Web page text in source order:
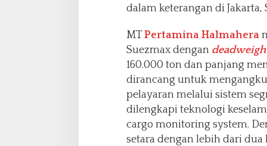
dalam keterangan di Jakarta,
MTPertamina Halmahera
Suezmax dengan
160.000 ton dan panjang
dirancang untuk
pelayaran melalui sistem
dilengkapi teknologi
cargo monitoring system.
setara dengan lebih dari dua